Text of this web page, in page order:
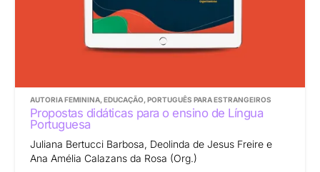
AUTORIA FEMININA, EDUCAÇÃO, PORTUGUÊS PARA ESTRANGEIROS
Propostas didáticas para o ensino de Língua
Portuguesa
Juliana Bertucci Barbosa, Deolinda de Jesus Freire e
Ana Amélia Calazans da Rosa (Org.)